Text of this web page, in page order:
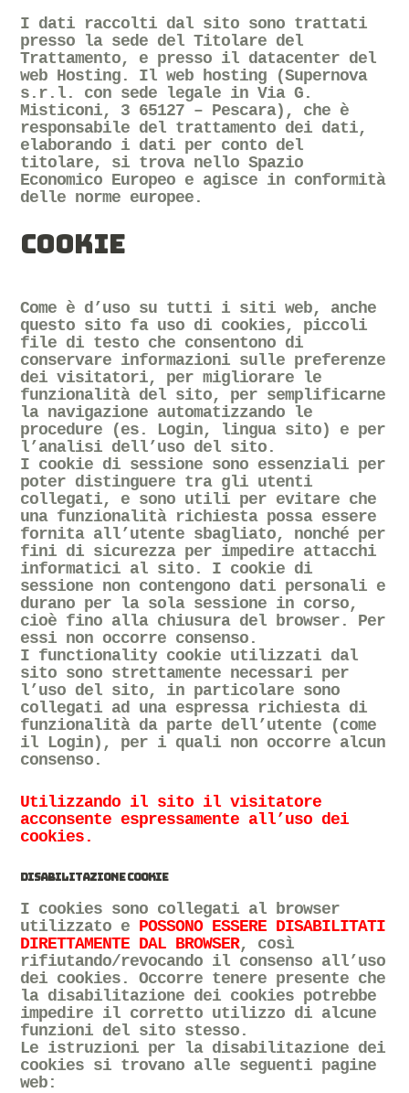
I dati raccolti dal sito sono trattati
presso la sede del Titolare del
Trattamento, e presso il datacenter del
web Hosting. Il web hosting (Supernova
s.r.l. con sede legale in Via G.
Misticoni, 3 65127 – Pescara), che è
responsabile del trattamento dei dati,
elaborando i dati per conto del
titolare, si trova nello Spazio
Economico Europeo e agisce in conformità
delle norme europee.
COOKIE
Come è d’uso su tutti i siti web, anche
questo sito fa uso di cookies, piccoli
file di testo che consentono di
conservare informazioni sulle preferenze
dei visitatori, per migliorare le
funzionalità del sito, per semplificarne
la navigazione automatizzando le
procedure (es. Login, lingua sito) e per
l’analisi dell’uso del sito.
I cookie di sessione sono essenziali per
poter distinguere tra gli utenti
collegati, e sono utili per evitare che
una funzionalità richiesta possa essere
fornita all’utente sbagliato, nonché per
fini di sicurezza per impedire attacchi
informatici al sito. I cookie di
sessione non contengono dati personali e
durano per la sola sessione in corso,
cioè fino alla chiusura del browser. Per
essi non occorre consenso.
I functionality cookie utilizzati dal
sito sono strettamente necessari per
l’uso del sito, in particolare sono
collegati ad una espressa richiesta di
funzionalità da parte dell’utente (come
il Login), per i quali non occorre alcun
consenso.
Utilizzando il sito il visitatore
acconsente espressamente all’uso dei
cookies.
DISABILITAZIONE COOKIE
I cookies sono collegati al browser
utilizzato e POSSONO ESSERE DISABILITATI
DIRETTAMENTE DAL BROWSER, così
rifiutando/revocando il consenso all’uso
dei cookies. Occorre tenere presente che
la disabilitazione dei cookies potrebbe
impedire il corretto utilizzo di alcune
funzioni del sito stesso.
Le istruzioni per la disabilitazione dei
cookies si trovano alle seguenti pagine
web: